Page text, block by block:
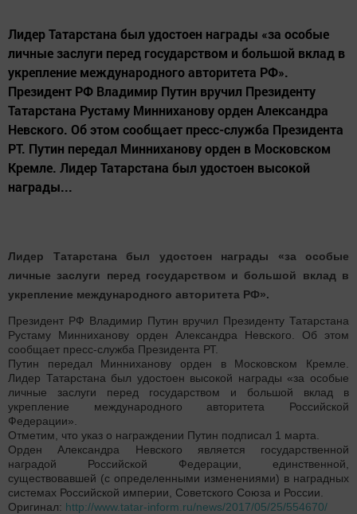
Лидер Татарстана был удостоен награды «за особые
личные заслуги перед государством и большой вклад в
укрепление международного авторитета РФ».
Президент РФ Владимир Путин вручил Президенту
Татарстана Рустаму Минниханову орден Александра
Невского. Об этом сообщает пресс-служба Президента
РТ. Путин передал Минниханову орден в Московском
Кремле. Лидер Татарстана был удостоен высокой
награды...
Лидер Татарстана был удостоен награды «за особые
личные заслуги перед государством и большой вклад в
укрепление международного авторитета РФ».
Президент РФ Владимир Путин вручил Президенту Татарстана
Рустаму Минниханову орден Александра Невского. Об этом
сообщает пресс-служба Президента РТ.
Путин передал Минниханову орден в Московском Кремле.
Лидер Татарстана был удостоен высокой награды «за особые
личные заслуги перед государством и большой вклад в
укрепление международного авторитета Российской
Федерации».
Отметим, что указ о награждении Путин подписал 1 марта.
Орден Александра Невского является государственной
наградой Российской Федерации, единственной,
существовавшей (с определенными изменениями) в наградных
системах Российской империи, Советского Союза и России.
Оригинал: http://www.tatar-inform.ru/news/2017/05/25/554670/